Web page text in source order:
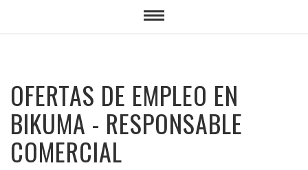
OFERTAS DE EMPLEO EN
BIKUMA - RESPONSABLE
COMERCIAL